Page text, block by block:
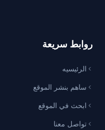
روابط سريعة
الرئيسيه
ساهم بنشر الموقع
ابحث في الموقع
تواصل معنا